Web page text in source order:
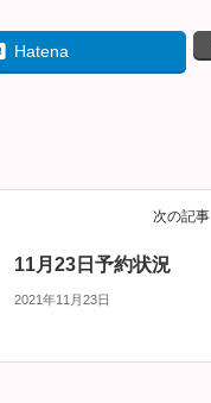
Hatena
次の記事
11月23日予約状況
2021年11月23日